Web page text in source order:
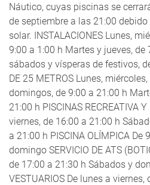
Náutico, cuyas piscinas se
de septiembre a las 21:00
solar. INSTALACIONES Lunes,
9:00 a 1:00 h Martes y jueves, de
sábados y vísperas de festivos,
DE 25 METROS Lunes,
domingos, de 9:00 a 21:00 h
21:00 h PISCINAS RECREATIVA
viernes, de 16:00 a 21:00 h
a 21:00 h PISCINA OLÍMPICA De
domingo SERVICIO DE ATS
de 17:00 a 21:30 h Sábados y
VESTUARIOS De lunes a viernes,